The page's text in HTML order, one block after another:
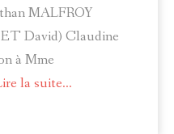
MALFROY
David) Claudine
à Mme
la suite...